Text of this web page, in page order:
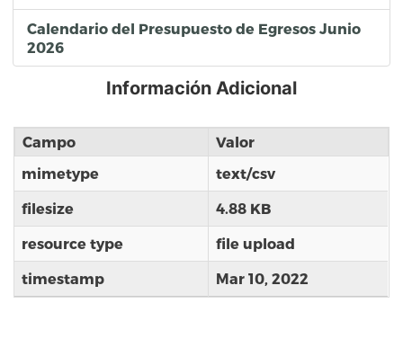
Calendario del Presupuesto de Egresos Junio
2026
Información Adicional
Campo
Valor
mimetype
text/csv
filesize 4.88 KB
resource type file upload
timestamp Mar 10, 2022